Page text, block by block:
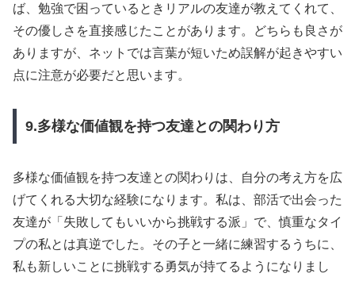
ば、勉強で困っているときリアルの友達が教えてくれて、
その優しさを直接感じたことがあります。どちらも良さが
ありますが、ネットでは言葉が短いため誤解が起きやすい
点に注意が必要だと思います。
9.多様な価値観を持つ友達との関わり方
多様な価値観を持つ友達との関わりは、自分の考え方を広
げてくれる大切な経験になります。私は、部活で出会った
友達が「失敗してもいいから挑戦する派」で、慎重なタイ
プの私とは真逆でした。その子と一緒に練習するうちに、
私も新しいことに挑戦する勇気が持てるようになりまし